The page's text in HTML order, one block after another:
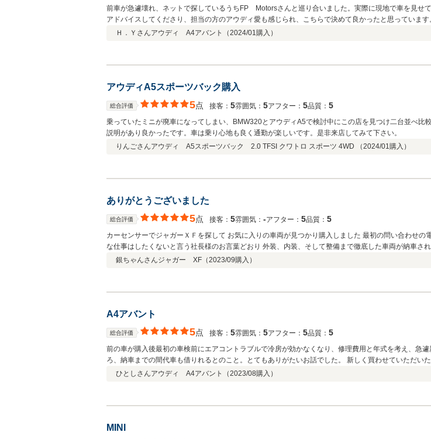
前車が急遽壊れ、ネットで探しているうちFP Motorsさんと巡り合いました。実際に現地で車を見せ
アドバイスしてくださり、担当の方のアウディ愛も感じられ、こちらで決めて良かったと思っています。 外国車はメンテナンス費用が掛かり、前車のように突然壊れることも多
聞くので正直迷うところもありましたが、どの部分のメンテナンスをどのくらいの期間で行うとよい
Ｈ．Ｙさんアウディ A4アバント（2024/01購入）
アウディA5スポーツバック購入
総合評価 5点 接客： 5雰囲気： 5アフター： 5品質： 5
乗っていたミニが廃車になってしまい、BMW320とアウディA5で検討中にこの店を見つけ二台並べ
説明があり良かったです。車は乗り心地も良く通勤が楽しいです。是非来店してみて下さい。
りんごさんアウディ A5スポーツバック 2.0 TFSI クワトロ スポーツ 4WD （2024/01購入）
ありがとうございました
総合評価 5点 接客： 5雰囲気： ‐アフター： 5品質： 5
カーセンサーでジャガーＸＦを探して お気に入りの車両が見つかり購入しました 最初の問い合わせ
な仕事はしたくないと言う社長様のお言葉どおり 外装、内装、そして整備まで徹底した車両が納車さ
満足しています 初めてのお客様でも、安心して購入出来る信頼のおけるお店です ありがとうございま
銀ちゃんさんジャガー XF（2023/09購入）
A4アバント
総合評価 5点 接客： 5雰囲気： 5アフター： 5品質： 5
前の車が購入後最初の車検前にエアコントラブルで冷房が効かなくなり、修理費用と年式を考え、急
ろ、納車までの間代車も借りれるとのこと。とてもありがたいお話でした。 新しく買わせていただ
頂き非常にいい買い物ができたと思っております！あとはトラブルなくこの車と末永くお付き合いで
ひとしさんアウディ A4アバント（2023/08購入）
MINI